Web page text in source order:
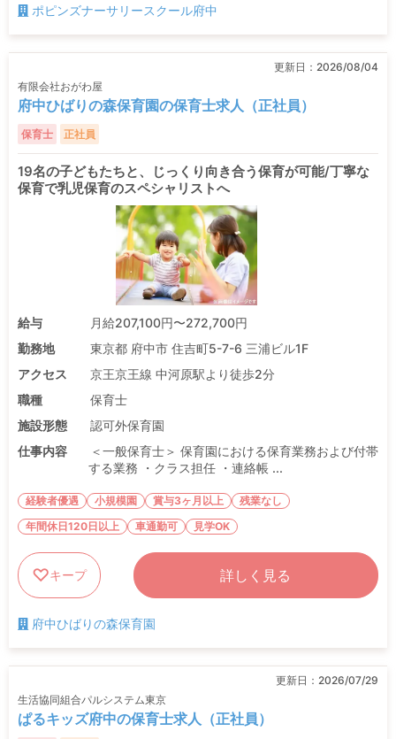
ポピンズナーサリースクール府中
更新日： 2026/08/04
有限会社おがわ屋
府中ひばりの森保育園の保育士求人（正社員）
保育士 正社員
19名の子どもたちと、じっくり向き合う保育が可能/丁寧な
保育で乳児保育のスペシャリストへ
給与
月給207,100円〜272,700円
勤務地
東京都 府中市 住吉町5-7-6 三浦ビル1F
アクセス
京王京王線 中河原駅より徒歩2分
職種
保育士
施設形態
認可外保育園
仕事内容
＜一般保育士＞ 保育園における保育業務および付帯
する業務 ・クラス担任 ・連絡帳 ...
経験者優遇 小規模園 賞与3ヶ月以上
残業なし
年間休日120日以上
車通勤可 見学OK
キープ 詳しく見る
府中ひばりの森保育園
更新日： 2026/07/29
生活協同組合パルシステム東京
ぱるキッズ府中の保育士求人（正社員）